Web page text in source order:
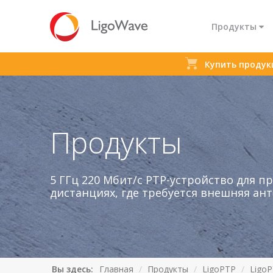
Продукты
Все продукты Доступ
LigoDLB ac
Купить
Продукты
5 ГГц 220 Мбит/с PTP-устройство для
дистанциях, где требуется внешняя
Вы здесь: Главная Продукты LigoPTP